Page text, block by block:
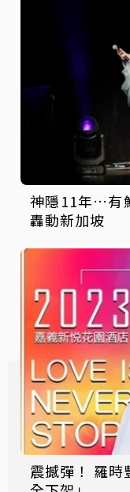
神隱11年…有
轟動新加坡
震撼彈！ 羅